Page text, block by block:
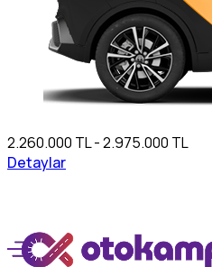
2.260.000 TL - 2.975.000 TL
Detaylar